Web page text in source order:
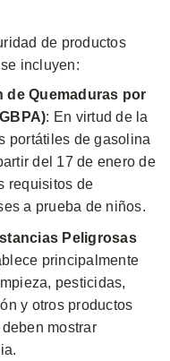
de productos
incluyen:
de Quemaduras por
: En virtud de la
portátiles de gasolina
del 17 de enero de
requisitos de
a prueba de niños.
Peligrosas
principalmente
pesticidas,
y otros productos
mostrar